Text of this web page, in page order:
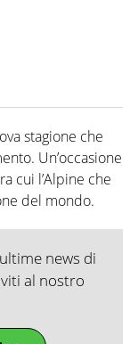
stagione che
Un’occasione
cui l’Alpine che
del mondo.
news di
al nostro